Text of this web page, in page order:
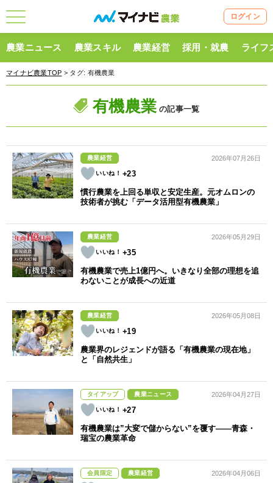
ログイン
農業ニュース 農業スキル 農業経営 採用・就農 ライフ
マイナビ農業TOP > タグ: 有機農業
有機農業 の記事一覧
農業経営
+23
2026年07月26日
慣行農業を上回る単収と安定生産。元オムロンの
技術者が挑む「データ活用型有機農業」
農業経営
+35
2026年05月29日
有機農業で売上1億円へ。いきなり全部の理想を追
わないことが成長への近道
農業経営
+19
2026年05月08日
農業界のレジェンドが語る「有機農業の現在地」
と「自然共生」
タイアップ 農業ニュース
+27
2026年04月27日
有機農業は”大変で儲からない”を覆す――青森・
瑞宝の農業革命
会員限定 農業経営 2026年04月06日